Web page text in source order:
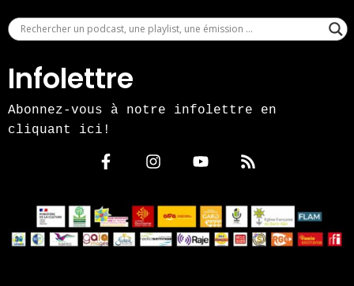
Infolettre
Abonnez-vous à notre infolettre en
cliquant ici!